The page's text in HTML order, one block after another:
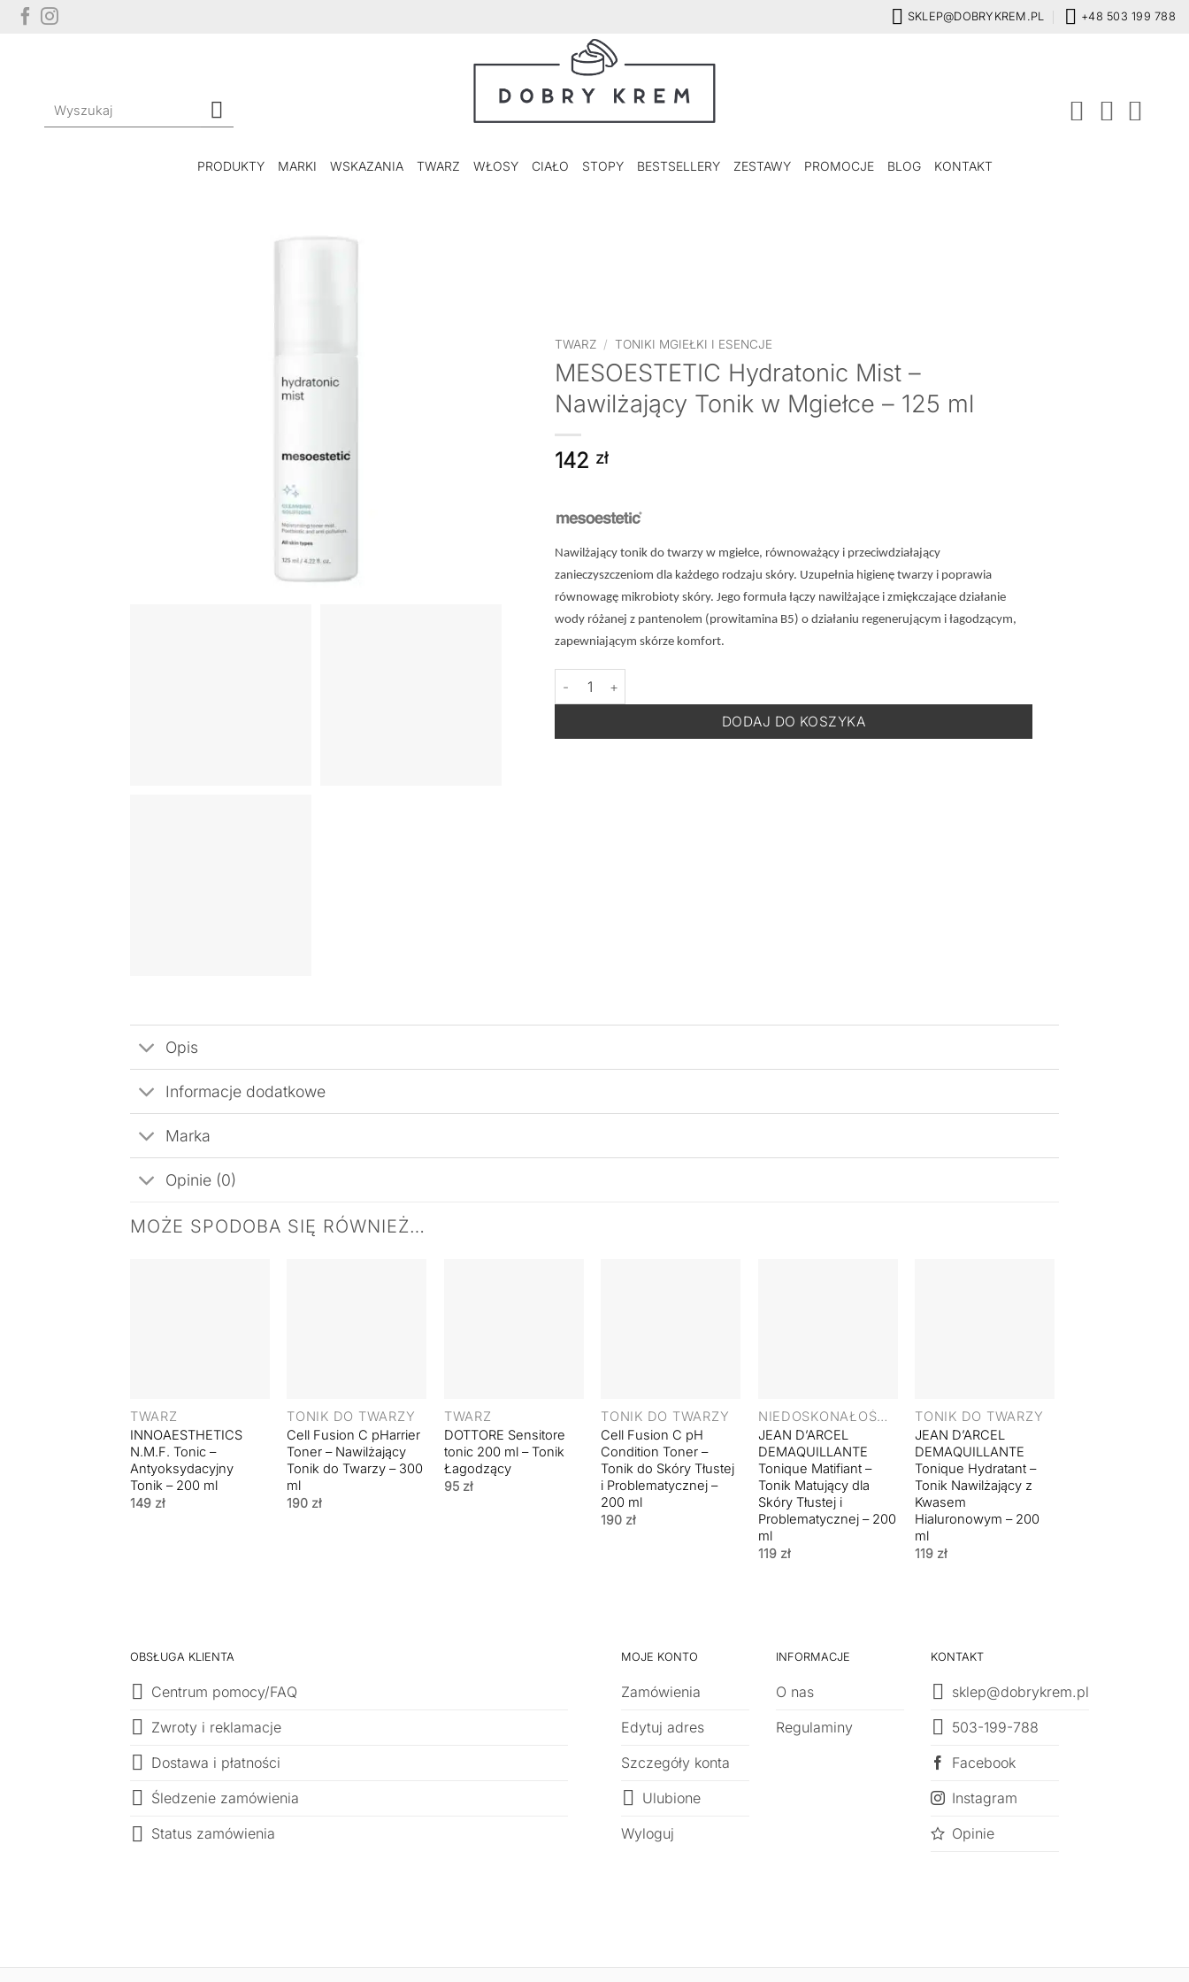
Przewiń
SKLEP@DOBRYKREM.PL +48 503 199 788
Szukaj:
PRODUKTY MARKI WSKAZANIA TWARZ WŁOSY CIAŁO STOPY BESTSELLERY ZESTAWY PROMOCJE BLOG KONTAKT
TWARZ / TONIKI MGIEŁKI I ESENCJE
MESOESTETIC Hydratonic Mist –
Nawilżający Tonik w Mgiełce – 125 ml
142 zł
Nawilżający tonik do twarzy w mgiełce, równoważący i przeciwdziałający
zanieczyszczeniom dla każdego rodzaju skóry. Uzupełnia higienę twarzy i poprawia
równowagę mikrobioty skóry. Jego formuła łączy nawilżające i zmiękczające działanie
wody różanej z pantenolem (prowitamina B5) o działaniu regenerującym i łagodzącym,
zapewniającym skórze komfort.
ilość MESOESTETIC Hydratonic Mist - Nawilżający Tonik w Mgiełce - 125 ml
DODAJ DO KOSZYKA
Opis
Informacje dodatkowe
Marka
Opinie (0)
MOŻE SPODOBA SIĘ RÓWNIEŻ…
TWARZ
INNOAESTHETICS
N.M.F. Tonic –
Antyoksydacyjny
Tonik – 200 ml
149 zł
TONIK DO TWARZY
Cell Fusion C pHarrier
Toner – Nawilżający
Tonik do Twarzy – 300
ml
190 zł
TWARZ
DOTTORE Sensitore
tonic 200 ml – Tonik
Łagodzący
95 zł
TONIK DO TWARZY
Cell Fusion C pH
Condition Toner –
Tonik do Skóry Tłustej
i Problematycznej –
200 ml
190 zł
NIEDOSKONAŁOŚCI I TRĄDZIK
JEAN D’ARCEL
DEMAQUILLANTE
Tonique Matifiant –
Tonik Matujący dla
Skóry Tłustej i
Problematycznej – 200
ml
119 zł
TONIK DO TWARZY
JEAN D’ARCEL
DEMAQUILLANTE
Tonique Hydratant –
Tonik Nawilżający z
Kwasem
Hialuronowym – 200
ml
119 zł
OBSŁUGA KLIENTA
Centrum pomocy/FAQ
Zwroty i reklamacje
Dostawa i płatności
Śledzenie zamówienia
Status zamówienia
MOJE KONTO
Zamówienia
Edytuj adres
Szczegóły konta
Ulubione
Wyloguj
INFORMACJE
O nas
Regulaminy
KONTAKT
sklep@dobrykrem.pl
503-199-788
Facebook
Instagram
Opinie